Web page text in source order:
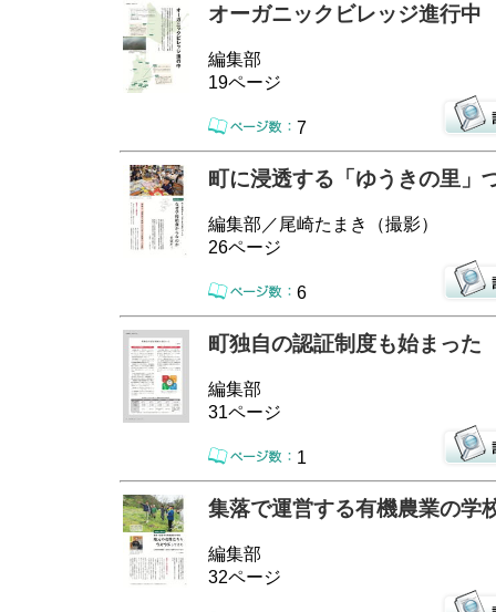
オーガニックビレッジ進行中
編集部
19ページ
7
町に浸透する「ゆうきの里
編集部／尾崎たまき（撮影）
26ページ
6
町独自の認証制度も始まった
編集部
31ページ
1
集落で運営する有機農業の
編集部
32ページ